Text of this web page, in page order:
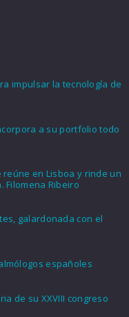
impulsar la tecnología de
a su portfolio todo
reúne en Lisboa y rinde un
Filomena Ribeiro
galardonada con el
españoles
de su XXVIII congreso